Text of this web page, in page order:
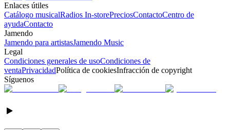
Enlaces útiles
Catálogo musicalRadios In-storePreciosContactoCentro de
ayudaContacto
Jamendo
Jamendo para artistasJamendo Music
Legal
Condiciones generales de usoCondiciones de
ventaPrivacidadPolítica de cookiesInfracción de copyright
Síguenos